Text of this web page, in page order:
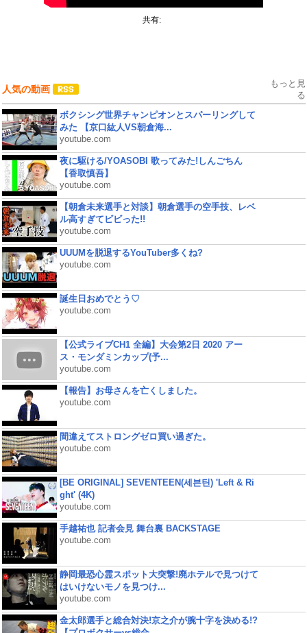
共有:
人気の動画
もっと見
る
ボクシング世界チャンピオンとスパーリングして
みた 【京口紘人VS朝倉海...
youtube.com
夜に駆ける/YOASOBI 歌ってみた!しんごちん
【香取慎吾】
youtube.com
【朝倉未来選手と対談】朝倉選手の空手技、レベ
ル高すぎてビビった!!
youtube.com
UUUMを脱退するYouTuber多くね?
youtube.com
誕生日おめでとう♡
youtube.com
【公式ライブCH1 全編】大会第2日 2020 アー
ス・モンダミンカップ(予...
youtube.com
【報告】お母さんを亡くしました。
youtube.com
間違えてストロングゼロ買い過ぎた。
youtube.com
[BE ORIGINAL] SEVENTEEN(세븐틴) 'Left & Ri
ght' (4K)
youtube.com
手越祐也 記者会見 舞台裏 BACKSTAGE
youtube.com
静岡最恐心霊スポット大突撃!廃ホテルで見つけて
はいけないモノを見つけ...
youtube.com
金太郎選手と総合対決!京之介が腕十字を決める!?